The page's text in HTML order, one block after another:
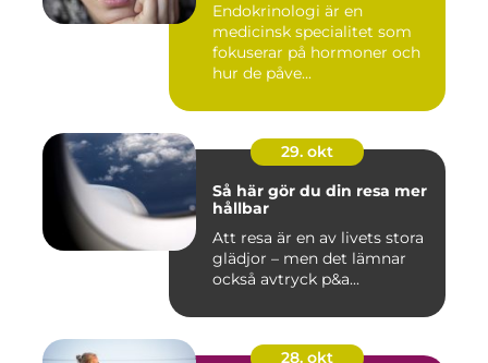
Endokrinologi är en
medicinsk specialitet som
fokuserar på hormoner och
hur de påve...
29. okt
Så här gör du din resa mer
hållbar
Att resa är en av livets stora
glädjor – men det lämnar
också avtryck p&a...
28. okt